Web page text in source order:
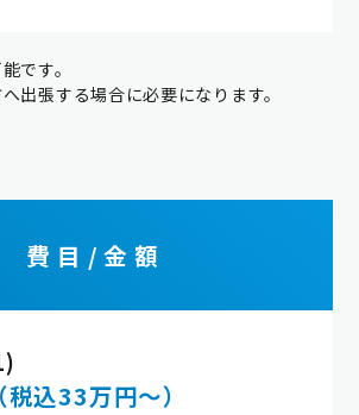
です。
張する場合に必要になります。
費 目 / 金 額
込33万円～）